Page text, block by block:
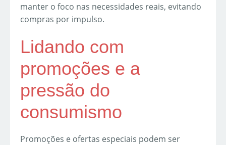
manter o foco nas necessidades reais, evitando
compras por impulso.
Lidando com
promoções e a
pressão do
consumismo
Promoções e ofertas especiais podem ser